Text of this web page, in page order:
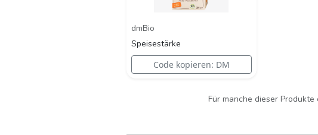
dmBio
Speisestärke
Code kopieren: DM
Für manche dieser